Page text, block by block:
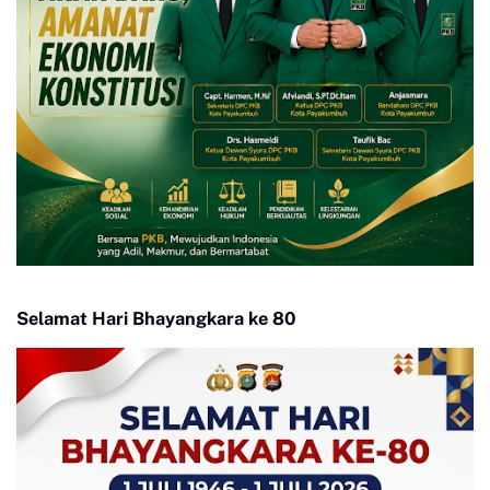
Selamat Hari Bhayangkara ke 80